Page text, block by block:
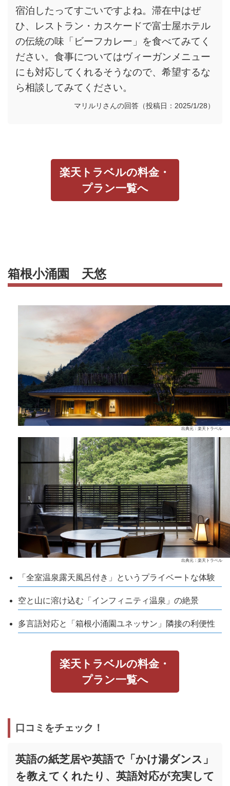
宿泊したってすごいですよね。滞在中はぜ
ひ、レストラン・カスケードで富士屋ホテル
の伝統の味「ビーフカレー」を食べてみてく
ださい。食事についてはヴィーガンメニュー
にも対応してくれるそうなので、希望するな
ら相談してみてください。
マリルリさんの回答（投稿日：2025/1/28）
楽天トラベルの料金・
プラン一覧へ
箱根小涌園 天悠
出典元：楽天トラベル
出典元：楽天トラベル
「全室温泉露天風呂付き」というプライベートな体験
空と山に溶け込む「インフィニティ温泉」の絶景
多言語対応と「箱根小涌園ユネッサン」隣接の利便性
楽天トラベルの料金・
プラン一覧へ
口コミをチェック！
英語の紙芝居や英語で「かけ湯ダンス」
を教えてくれたり、英語対応が充実して